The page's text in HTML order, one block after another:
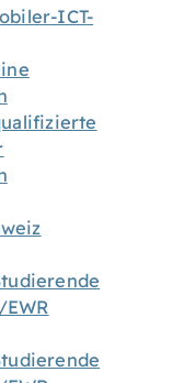
ICT-